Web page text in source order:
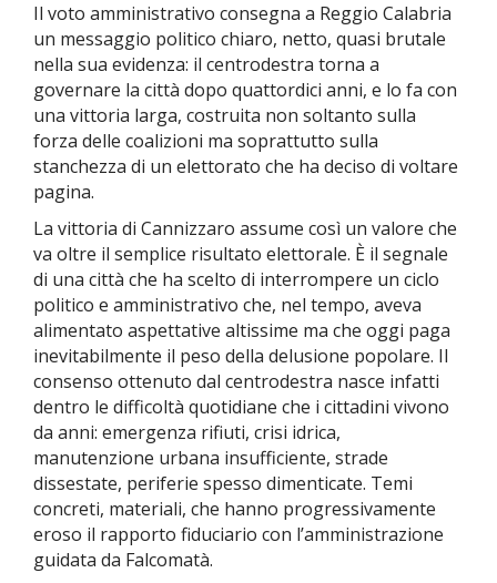
Il voto amministrativo consegna a Reggio Calabria
un messaggio politico chiaro, netto, quasi brutale
nella sua evidenza: il centrodestra torna a
governare la città dopo quattordici anni, e lo fa con
una vittoria larga, costruita non soltanto sulla
forza delle coalizioni ma soprattutto sulla
stanchezza di un elettorato che ha deciso di voltare
pagina.
La vittoria di Cannizzaro assume così un valore che
va oltre il semplice risultato elettorale. È il segnale
di una città che ha scelto di interrompere un ciclo
politico e amministrativo che, nel tempo, aveva
alimentato aspettative altissime ma che oggi paga
inevitabilmente il peso della delusione popolare. Il
consenso ottenuto dal centrodestra nasce infatti
dentro le difficoltà quotidiane che i cittadini vivono
da anni: emergenza rifiuti, crisi idrica,
manutenzione urbana insufficiente, strade
dissestate, periferie spesso dimenticate. Temi
concreti, materiali, che hanno progressivamente
eroso il rapporto fiduciario con l’amministrazione
guidata da Falcomatà.